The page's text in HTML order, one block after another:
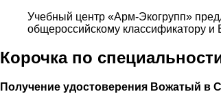
Учебный центр «Арм-Экогрупп»
общероссийскому классификатору и
Корочка по
Получение удостоверения Вожатый в